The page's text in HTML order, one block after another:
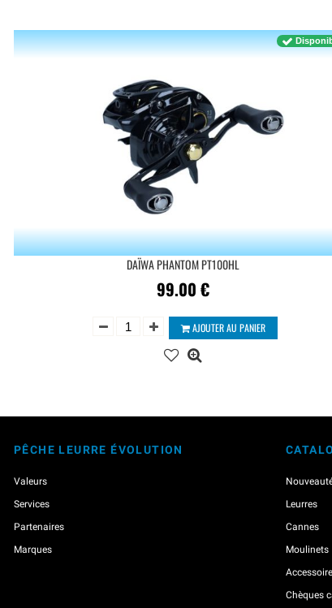
DAÏWA PHANTOM PT100HL
99.00 €
AJOUTER AU PANIER
PÊCHE LEURRE ÉVOLUTION
Valeurs
Services
Partenaires
Marques
Leurres
Cannes
Moulinets
Chèques